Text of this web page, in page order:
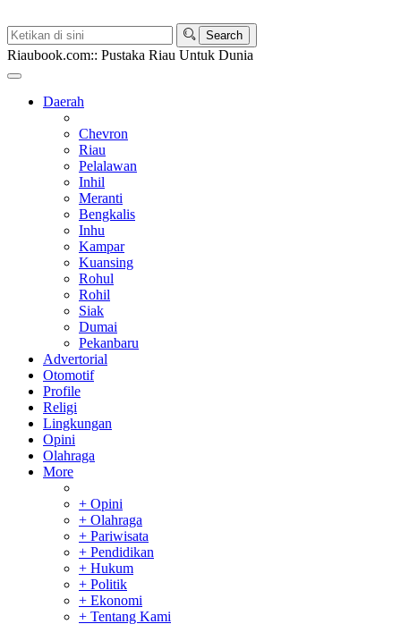
Riaubook.com:: Pustaka Riau Untuk Dunia
Daerah
Chevron
Riau
Pelalawan
Inhil
Meranti
Bengkalis
Inhu
Kampar
Kuansing
Rohul
Rohil
Siak
Dumai
Pekanbaru
Advertorial
Otomotif
Profile
Religi
Lingkungan
Opini
Olahraga
More
+ Opini
+ Olahraga
+ Pariwisata
+ Pendidikan
+ Hukum
+ Politik
+ Ekonomi
+ Tentang Kami